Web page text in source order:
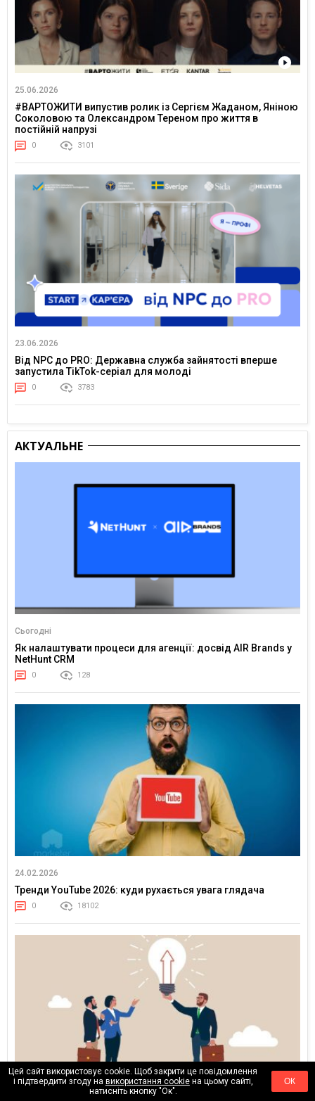
25.06.2026
#ВАРТОЖИТИ випустив ролик із Сергієм Жаданом, Яніною
Соколовою та Олександром Тереном про життя в
постійній напрузі
0 3101
23.06.2026
Від NPC до PRO: Державна служба зайнятості вперше
запустила TikTok-серіал для молоді
0 3783
АКТУАЛЬНЕ
Сьогодні
Як налаштувати процеси для агенції: досвід AIR Brands у
NetHunt CRM
0 128
24.02.2026
Тренди YouTube 2026: куди рухається увага глядача
0 18102
Цей сайт використовує cookie. Щоб закрити це повідомлення
і підтвердити згоду на використання cookieна цьому сайті,
натисніть кнопку "Ок".
ОК